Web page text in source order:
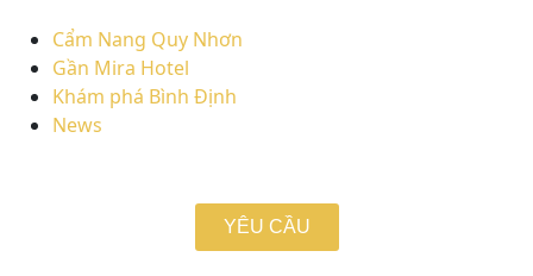
Cẩm Nang Quy Nhơn
Gần Mira Hotel
Khám phá Bình Định
News
YÊU CẦU